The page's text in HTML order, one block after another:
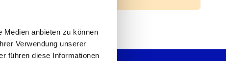
Medien anbieten zu können
Verwendung unserer
führen diese Informationen